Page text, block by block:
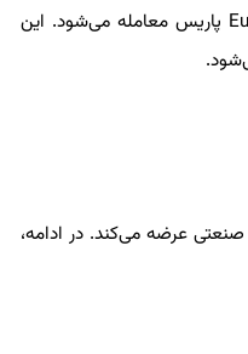
پاریس معامله می‌شود. این
تجاری و صنعتی عرضه می‌کند. در ادامه،